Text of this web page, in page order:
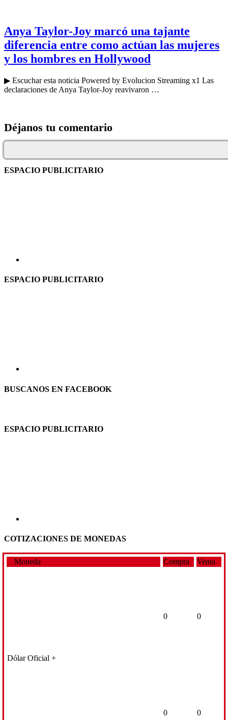
Anya Taylor-Joy marcó una tajante
diferencia entre como actúan las mujeres
y los hombres en Hollywood
▶ Escuchar esta noticia Powered by Evolucion Streaming x1 Las
declaraciones de Anya Taylor-Joy reavivaron …
Déjanos tu comentario
ESPACIO PUBLICITARIO
ESPACIO PUBLICITARIO
BUSCANOS EN FACEBOOK
ESPACIO PUBLICITARIO
COTIZACIONES DE MONEDAS
Moneda Compra Venta
Dólar Oficial +
0 0
0 0